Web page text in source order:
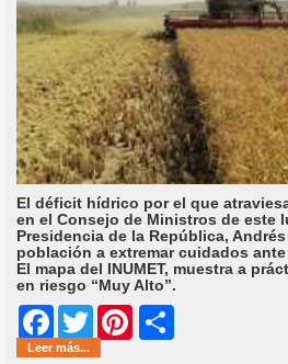
El déficit hídrico por el que
en el Consejo de Ministros de este
Presidencia de la República,
población a extremar cuidados
El mapa del INUMET, muestra a
en riesgo “Muy Alto”.
Facebook
Twitter Pinterest
Leer más...